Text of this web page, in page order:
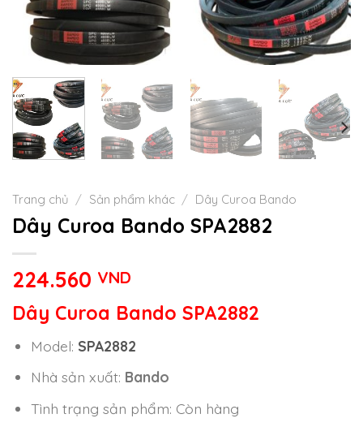
Trang chủ / Sản phẩm khác / Dây Curoa Bando
Dây Curoa Bando SPA2882
224.560 VND
Dây Curoa Bando SPA2882
Model: SPA2882
Nhà sản xuất: Bando
Tình trạng sản phẩm: Còn hàng